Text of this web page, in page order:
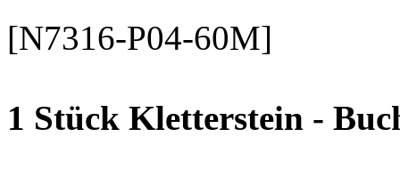
[N7316-P04-60M]
1 Stück Kletterstein -